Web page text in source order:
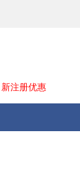
新注册优惠